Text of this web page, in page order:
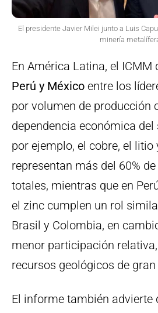
El presidente Javier Milei junto a Luis
minería
En América Latina, el ICMM
Perú y México entre los
por volumen de producción
dependencia económica del
por ejemplo, el cobre, el
representan más del 60%
totales, mientras que en
el zinc cumplen un rol
Brasil y Colombia, en
menor participación
recursos geológicos de
El informe también advierte